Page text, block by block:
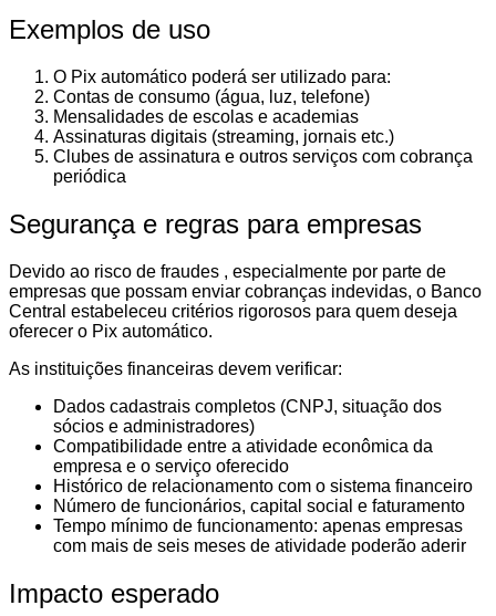
Exemplos de uso
O Pix automático poderá ser utilizado para:
Contas de consumo (água, luz, telefone)
Mensalidades de escolas e academias
Assinaturas digitais (streaming, jornais etc.)
Clubes de assinatura e outros serviços com cobrança
periódica
Segurança e regras para empresas
Devido ao risco de fraudes , especialmente por parte de
empresas que possam enviar cobranças indevidas, o Banco
Central estabeleceu critérios rigorosos para quem deseja
oferecer o Pix automático.
As instituições financeiras devem verificar:
Dados cadastrais completos (CNPJ, situação dos
sócios e administradores)
Compatibilidade entre a atividade econômica da
empresa e o serviço oferecido
Histórico de relacionamento com o sistema financeiro
Número de funcionários, capital social e faturamento
Tempo mínimo de funcionamento: apenas empresas
com mais de seis meses de atividade poderão aderir
Impacto esperado